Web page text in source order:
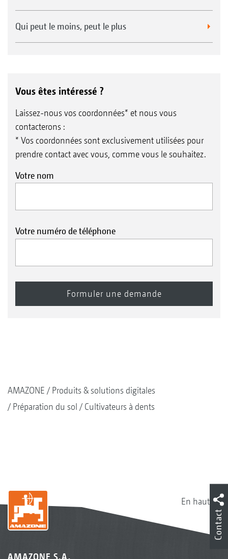
Qui peut le moins, peut le plus
Vous êtes intéressé ?
Laissez-nous vos coordonnées* et nous vous
contacterons :
* Vos coordonnées sont exclusivement utilisées pour
prendre contact avec vous, comme vous le souhaitez.
Votre nom
Votre numéro de téléphone
AMAZONE
Produits & solutions digitales
Préparation du sol
Cultivateurs à dents
En haut
AMAZONE S.A.
Contact